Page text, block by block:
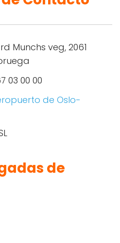
Munchs veg, 2061
03 00 00
de Oslo-
de